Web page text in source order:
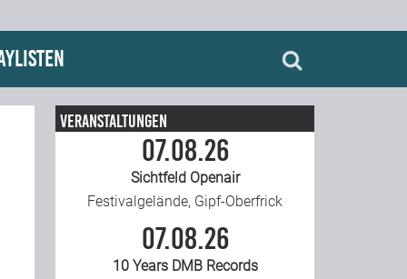
Veranstaltungen
07.08.26
Sichtfeld Openair
Festivalgelände, Gipf-Oberfrick
07.08.26
10 Years DMB Records